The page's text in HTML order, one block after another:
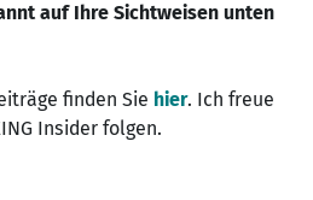
auf Ihre Sichtweisen unten
finden Sie hier. Ich freue
Insider folgen.